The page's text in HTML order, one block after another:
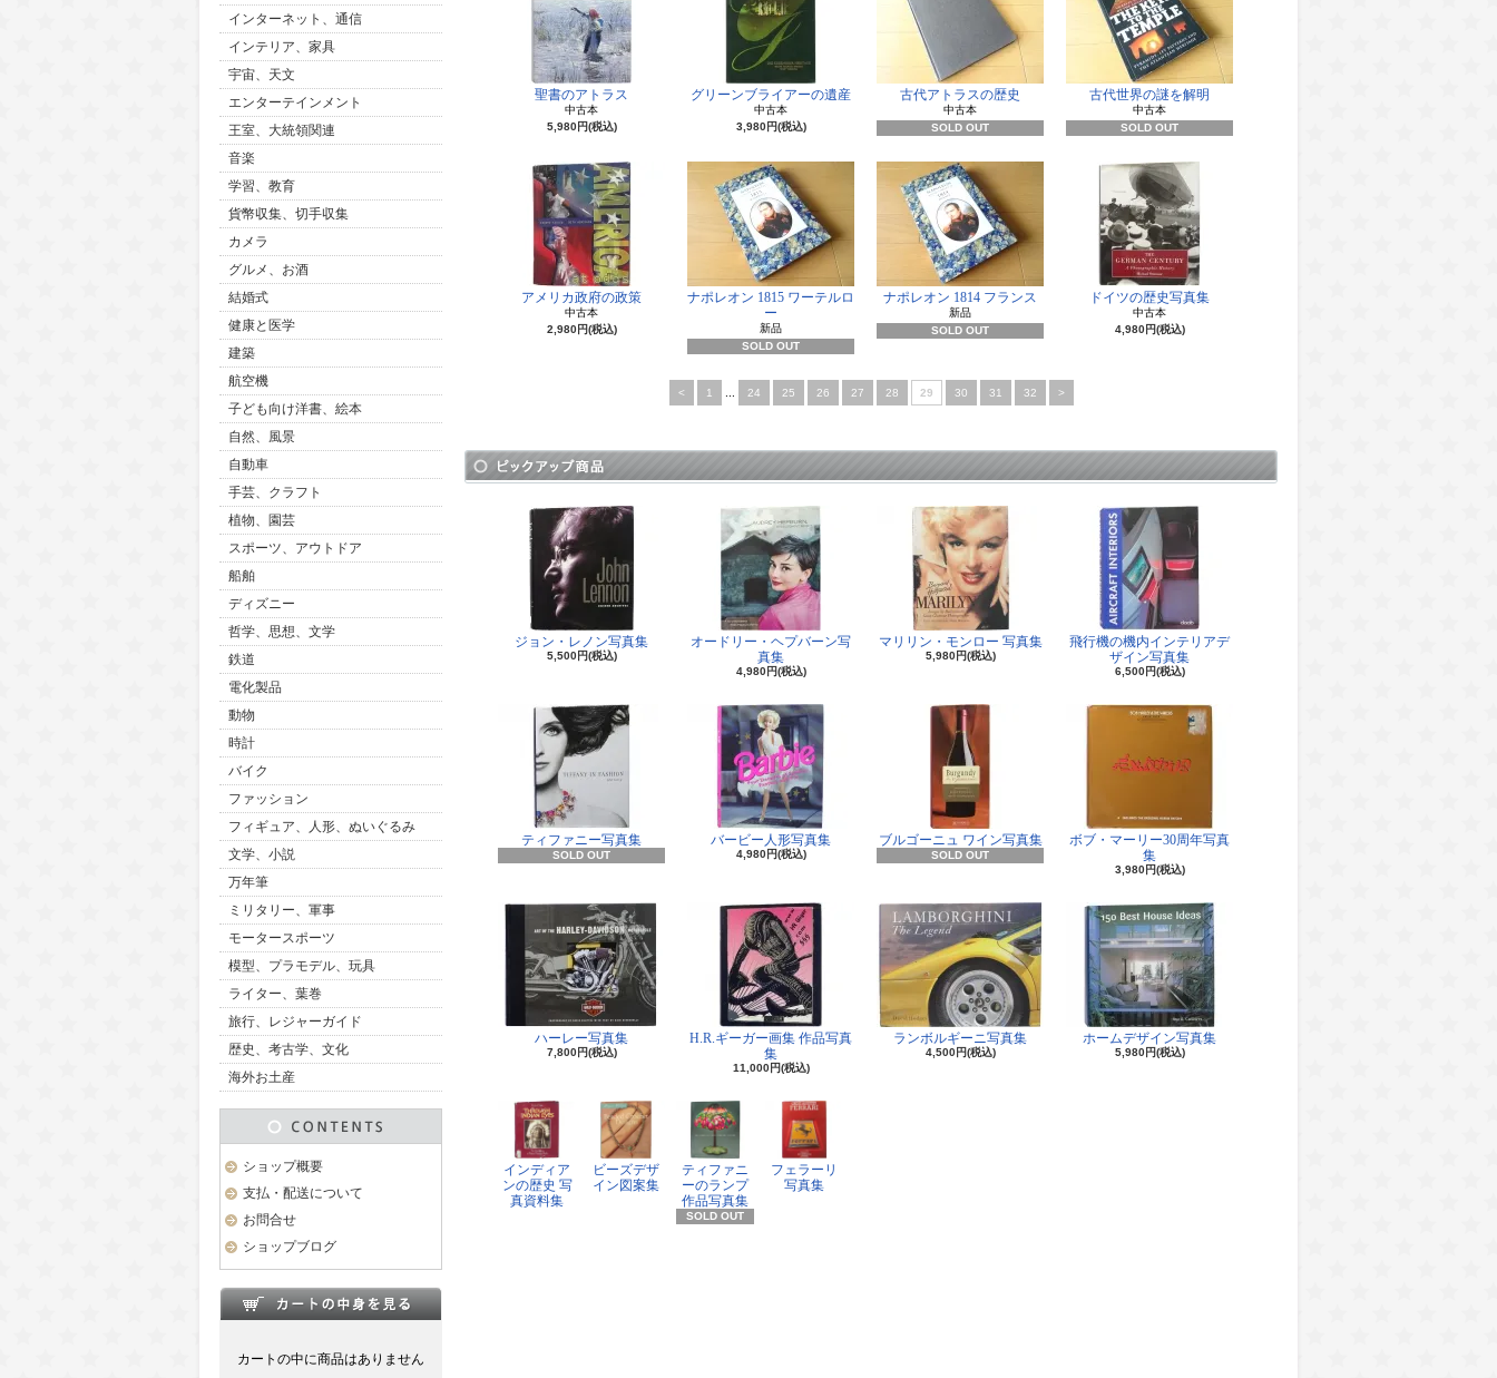
インターネット、通信
インテリア、家具
宇宙、天文
エンターテインメント
王室、大統領関連
音楽
学習、教育
貨幣収集、切手収集
カメラ
グルメ、お酒
結婚式
健康と医学
建築
航空機
子ども向け洋書、絵本
自然、風景
自動車
手芸、クラフト
植物、園芸
スポーツ、アウトドア
船舶
ディズニー
哲学、思想、文学
鉄道
電化製品
動物
時計
バイク
ファッション
フィギュア、人形、ぬいぐるみ
文学、小説
万年筆
ミリタリー、軍事
モータースポーツ
模型、プラモデル、玩具
ライター、葉巻
旅行、レジャーガイド
歴史、考古学、文化
海外お土産
ショップ概要
支払・配送について
お問合せ
ショップブログ
カートの中に商品はありません
聖書のアトラス
中古本
5,980円(税込)
グリーンブライアーの遺産
中古本
3,980円(税込)
古代アトラスの歴史
中古本
SOLD OUT
古代世界の謎を解明
中古本
SOLD OUT
アメリカ政府の政策
中古本
2,980円(税込)
ナポレオン 1815 ワーテルロ
ー
新品
SOLD OUT
ナポレオン 1814 フランス
新品
SOLD OUT
ドイツの歴史写真集
中古本
4,980円(税込)
< 1 24 25 26 27 28 29 30 31 32 >
ジョン・レノン写真集
5,500円(税込)
オードリー・ヘプバーン写
真集
4,980円(税込)
マリリン・モンロー 写真集
5,980円(税込)
飛行機の機内インテリアデ
ザイン写真集
6,500円(税込)
ティファニー写真集
SOLD OUT
バービー人形写真集
4,980円(税込)
ブルゴーニュ ワイン写真集
SOLD OUT
ボブ・マーリー30周年写真
集
3,980円(税込)
ハーレー写真集
7,800円(税込)
H.R.ギーガー画集 作品写真
集
11,000円(税込)
ランボルギーニ写真集
4,500円(税込)
ホームデザイン写真集
5,980円(税込)
インディア
ンの歴史 写
真資料集
ビーズデザ
イン図案集
ティファニ
ーのランプ
作品写真集
SOLD OUT
フェラーリ
写真集